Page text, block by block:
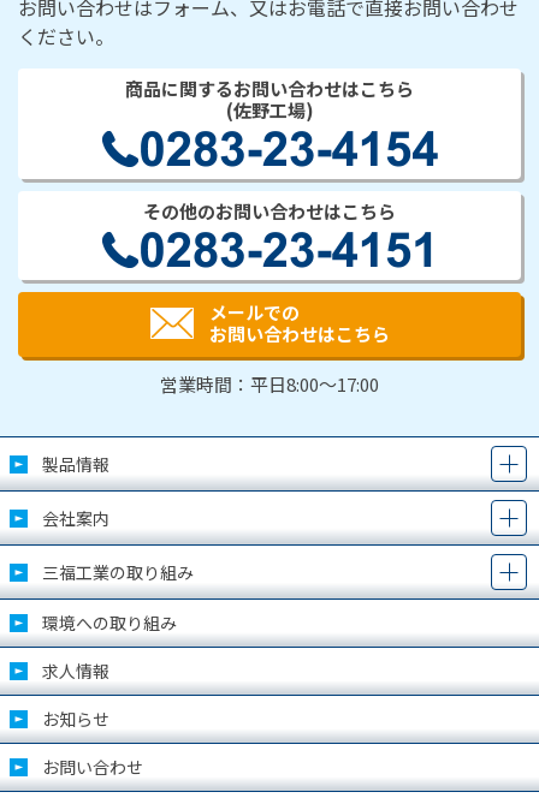
お問い合わせはフォーム、又はお電話で直接お問い合わせ
ください。
商品に関するお問い合わせはこちら
(佐野工場)
その他のお問い合わせはこちら
メールでの
お問い合わせはこちら
営業時間：平日8:00～17:00
製品情報
会社案内
三福工業の取り組み
環境への取り組み
求人情報
お知らせ
お問い合わせ